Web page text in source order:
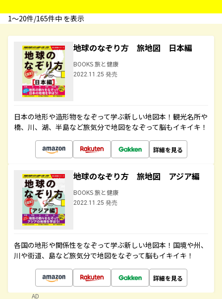
1〜20件/165件中 を表示
地球のなぞり方 旅地図 日本編
BOOKS 旅と健康
2022.11.25 発売
日本の地形や造形物をなぞって学ぶ新しい地図本！観光名所や
橋、川、湖、半島など旅気分で地図をなぞって脳もイキイキ！
詳細を見る
地球のなぞり方 旅地図 アジア編
BOOKS 旅と健康
2022.11.25 発売
各国の地形や関係性をなぞって学ぶ新しい地図本！国境や州、
川や街道、島など旅気分で地図をなぞって脳もイキイキ！
詳細を見る
AD